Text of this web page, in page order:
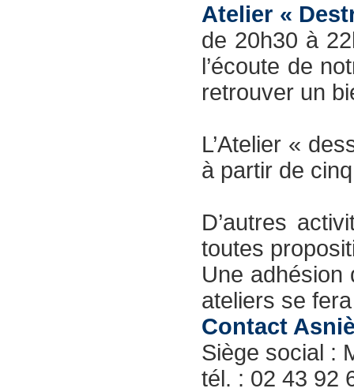
Atelier «
de 20h30 à
l’écoute de
retrouver un
L’Atelier «
à partir de
D’autres
toutes
Une adhésion
ateliers se
Contact
Siège social :
tél. : 02 43 92